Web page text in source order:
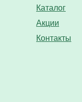
Каталог
Акции
Контакты